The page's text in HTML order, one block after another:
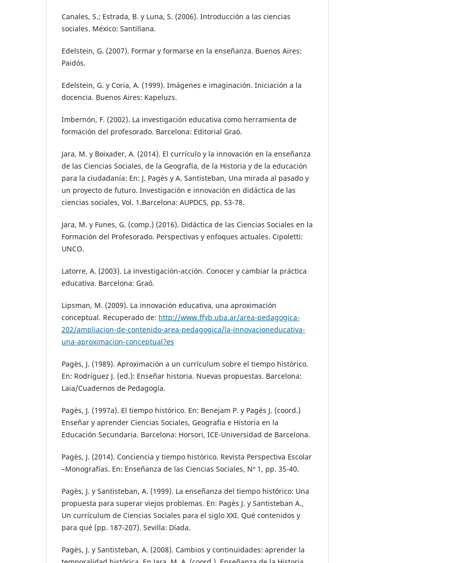
Canales, S.; Estrada, B. y Luna, S. (2006). Introducción a las ciencias
sociales. México: Santillana.
Edelstein, G. (2007). Formar y formarse en la enseñanza. Buenos Aires:
Paidós.
Edelstein, G. y Coria, A. (1999). Imágenes e imaginación. Iniciación a la
docencia. Buenos Aires: Kapeluzs.
Imbernón, F. (2002). La investigación educativa como herramienta de
formación del profesorado. Barcelona: Editorial Graó.
Jara, M. y Boixader, A. (2014). El currículo y la innovación en la enseñanza
de las Ciencias Sociales, de la Geografía, de la Historia y de la educación
para la ciudadanía: En: J. Pagès y A. Santisteban, Una mirada al pasado y
un proyecto de futuro. Investigación e innovación en didáctica de las
ciencias sociales, Vol. 1.Barcelona: AUPDCS, pp. 53-78.
Jara, M. y Funes, G. (comp.) (2016). Didáctica de las Ciencias Sociales en la
Formación del Profesorado. Perspectivas y enfoques actuales. Cipoletti:
UNCO.
Latorre, A. (2003). La investigación-acción. Conocer y cambiar la práctica
educativa. Barcelona: Graó.
Lipsman, M. (2009). La innovación educativa, una aproximación
conceptual. Recuperado de: http://www.ffyb.uba.ar/area-pedagogica-
202/ampliacion-de-contenido-area-pedagogica/la-innovacioneducativa-
una-aproximacion-conceptual?es
Pagès, J. (1989). Aproximación a un currículum sobre el tiempo histórico.
En: Rodríguez J. (ed.): Enseñar historia. Nuevas propuestas. Barcelona:
Laia/Cuadernos de Pedagogía.
Pagès, J. (1997a). El tiempo histórico. En: Benejam P. y Pagés J. (coord.)
Enseñar y aprender Ciencias Sociales, Geografía e Historia en la
Educación Secundaria. Barcelona: Horsori, ICE-Universidad de Barcelona.
Pagès, J. (2014). Conciencia y tiempo histórico. Revista Perspectiva Escolar
–Monografías. En: Enseñanza de las Ciencias Sociales, Nº 1, pp. 35-40.
Pagès, J. y Santisteban, A. (1999). La enseñanza del tiempo histórico: Una
propuesta para superar viejos problemas. En: Pagès J. y Santisteban A.,
Un currículum de Ciencias Sociales para el siglo XXI. Qué contenidos y
para qué (pp. 187-207). Sevilla: Díada.
Pagès, J. y Santisteban, A. (2008). Cambios y continuidades: aprender la